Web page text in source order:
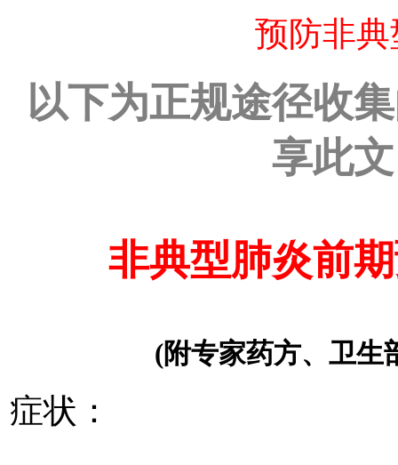
预防非
以下为正规途径收
享此
非典型肺炎前
(附专家药方、卫生
症状：